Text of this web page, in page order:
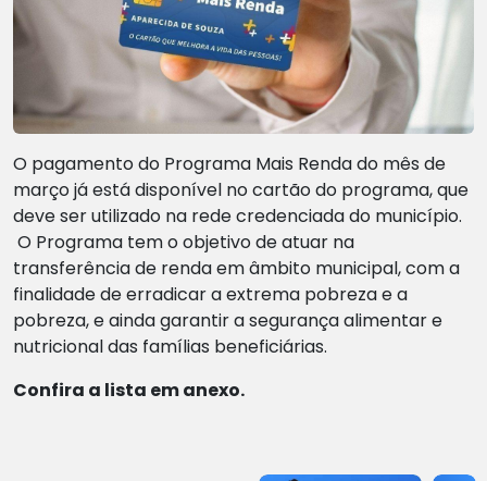
O pagamento do Programa Mais Renda do mês de
março já está disponível no cartão do programa, que
deve ser utilizado na rede credenciada do município.
O Programa tem o objetivo de atuar na
transferência de renda em âmbito municipal, com a
finalidade de erradicar a extrema pobreza e a
pobreza, e ainda garantir a segurança alimentar e
nutricional das famílias beneficiárias.
Confira a lista em anexo.